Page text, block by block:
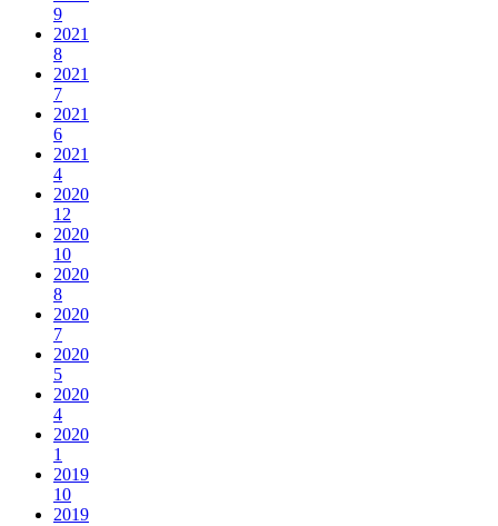
9
2021
8
2021
7
2021
6
2021
4
2020
12
2020
10
2020
8
2020
7
2020
5
2020
4
2020
1
2019
10
2019